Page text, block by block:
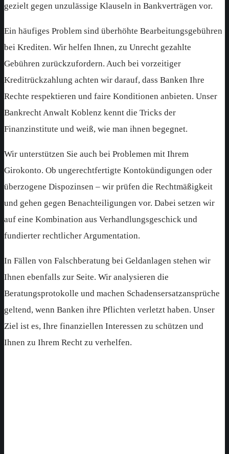
gezielt gegen unzulässige Klauseln in Bankverträgen vor.
Ein häufiges Problem sind überhöhte Bearbeitungsgebühren
bei Krediten. Wir helfen Ihnen, zu Unrecht gezahlte
Gebühren zurückzufordern. Auch bei vorzeitiger
Kreditrückzahlung achten wir darauf, dass Banken Ihre
Rechte respektieren und faire Konditionen anbieten. Unser
Bankrecht Anwalt Koblenz kennt die Tricks der
Finanzinstitute und weiß, wie man ihnen begegnet.
Wir unterstützen Sie auch bei Problemen mit Ihrem
Girokonto. Ob ungerechtfertigte Kontokündigungen oder
überzogene Dispozinsen – wir prüfen die Rechtmäßigkeit
und gehen gegen Benachteiligungen vor. Dabei setzen wir
auf eine Kombination aus Verhandlungsgeschick und
fundierter rechtlicher Argumentation.
In Fällen von Falschberatung bei Geldanlagen stehen wir
Ihnen ebenfalls zur Seite. Wir analysieren die
Beratungsprotokolle und machen Schadensersatzansprüche
geltend, wenn Banken ihre Pflichten verletzt haben. Unser
Ziel ist es, Ihre finanziellen Interessen zu schützen und
Ihnen zu Ihrem Recht zu verhelfen.